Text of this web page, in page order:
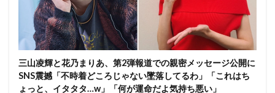
三山凌輝と花乃まりあ、第2弾報道での親密メッセージ公開に
SNS震撼「不時着どころじゃない墜落してるわ」「これはち
ょっと、イタタタ…w」「何が運命だよ気持ち悪い」